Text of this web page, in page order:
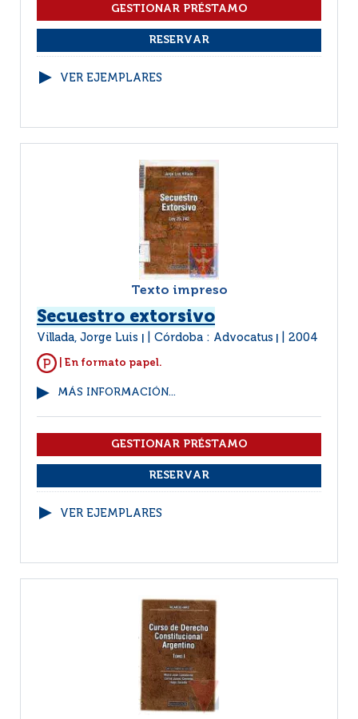
VER EJEMPLARES
Texto impreso
Secuestro extorsivo
Villada, Jorge Luis Córdoba : Advocatus 2004
| En formato papel.
MÁS INFORMACIÓN...
VER EJEMPLARES